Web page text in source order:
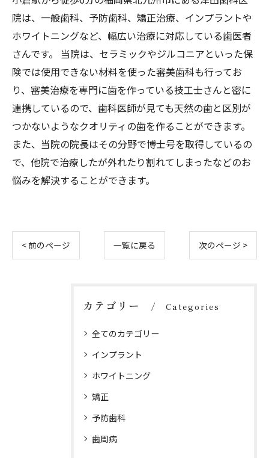
院は、一般歯科、予防歯科、矯正治療、インプラントや
ホワイトニングなど、幅広い治療に対応している歯医者
さんです。 当院は、セラミックやジルコニアといった保
険では使用できない材料を使った審美歯科も行ってお
り、審美治療を専門に歯を作っている技工士さんと密に
連携しているので、歯科医師が見ても天然の歯と区別が
つかないようなクオリティの歯を作ることができます。
また、当院の院長はその分野で博士号を取得しているの
で、他院で治療したが外れたり割れてしまったなどのお
悩みを解決することができます。
< 前のページ 一覧に戻る 次のページ >
カテゴリー Categories
全てのカテゴリー
インプラント
ホワイトニング
矯正
予防歯科
歯周病